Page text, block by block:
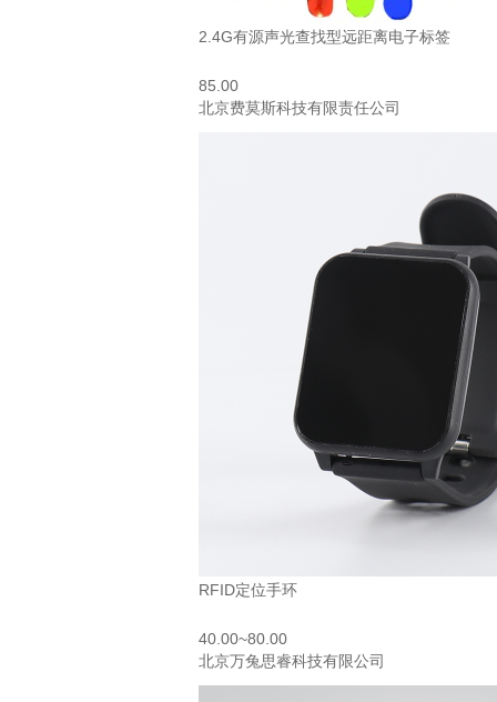
2.4G有源声光查找型远距离电子标签
85.00
北京费莫斯科技有限责任公司
RFID定位手环
40.00~80.00
北京万兔思睿科技有限公司